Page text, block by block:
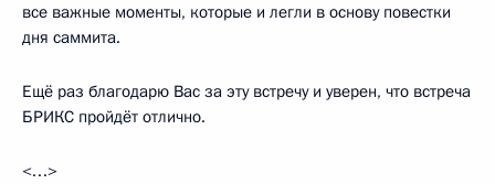
все важные моменты, которые и легли в основу повестки
дня саммита.
Ещё раз благодарю Вас за эту встречу и уверен, что встреча
БРИКС пройдёт отлично.
<…>